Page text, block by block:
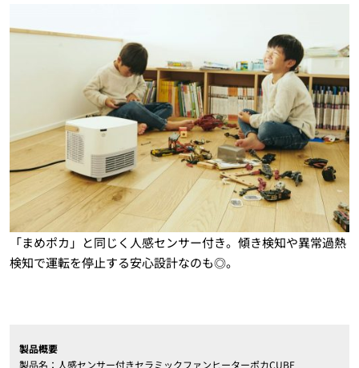
「まめポカ」と同じく人感センサー付き。傾き検知や異常過熱
検知で運転を停止する安心設計なのも◎。
製品概要
製品名：人感センサー付きセラミックファンヒーターポカCUBE